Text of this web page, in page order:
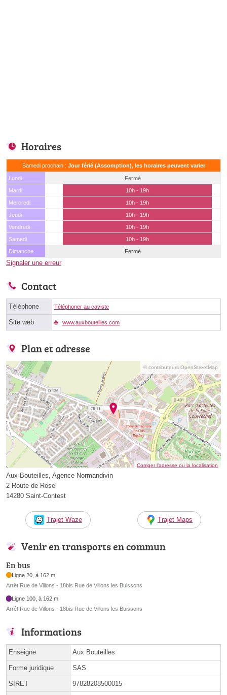
Horaires
Samedi prochain : Jour férié (Assomption), les horaires peuvent varier
Lundi
Fermé
Mardi
10h - 19h
Mercredi
10h - 19h
Jeudi
10h - 19h
Vendredi
10h - 19h
Samedi
10h - 19h
Dimanche
Fermé
Signaler une erreur
Contact
Téléphone Téléphoner au caviste
Site web www.auxbouteilles.com
Plan et adresse
© contributeurs OpenStreetMap
Corriger l’adresse ou la localisation
Aux Bouteilles, Agence Normandivin
2 Route de Rosel
14280 Saint-Contest
Trajet Waze Trajet Maps
Venir en transports en commun
En bus
Ligne 20, à 162 m
Arrêt Rue de Villons - 18bis Rue de Villons les Buissons
Ligne 100, à 162 m
Arrêt Rue de Villons - 18bis Rue de Villons les Buissons
Informations
Enseigne Aux Bouteilles
Forme juridique SAS
SIRET 97828208500015